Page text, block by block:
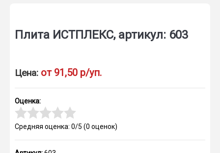
Плита ИСТПЛЕКС, артикул: 603
Цена: от 91,50 р/уп.
Оценка:
Средняя оценка: 0/5 (0 оценок)